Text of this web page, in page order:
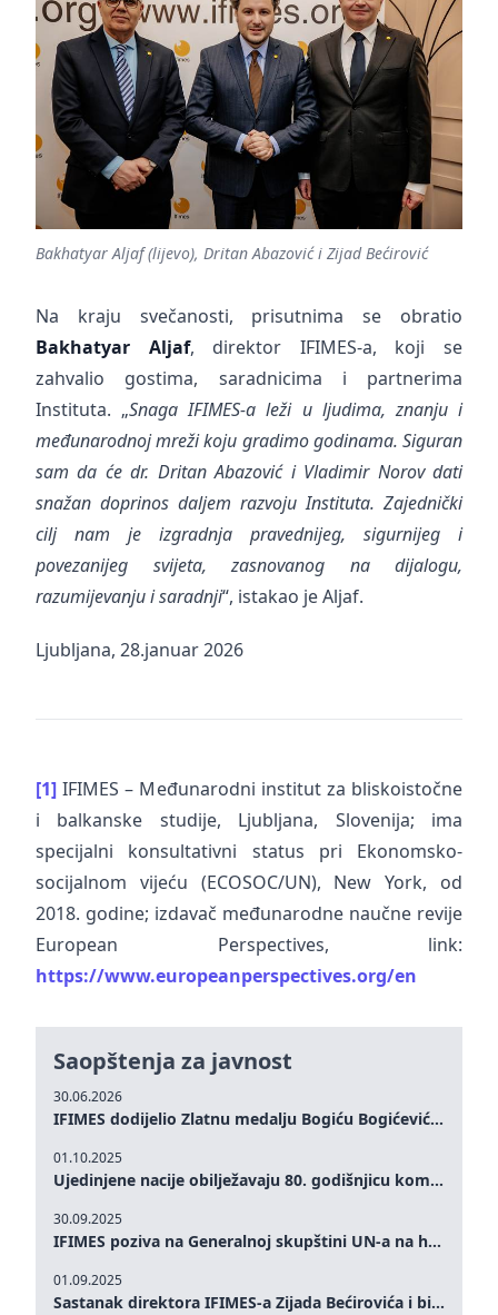
Bakhatyar Aljaf (lijevo), Dritan Abazović i Zijad Bećirović
Na kraju svečanosti, prisutnima se obratio
Bakhatyar Aljaf, direktor IFIMES-a, koji se
zahvalio gostima, saradnicima i partnerima
Instituta. „Snaga IFIMES-a leži u ljudima, znanju i
međunarodnoj mreži koju gradimo godinama. Siguran
sam da će dr. Dritan Abazović i Vladimir Norov dati
snažan doprinos daljem razvoju Instituta. Zajednički
cilj nam je izgradnja pravednijeg, sigurnijeg i
povezanijeg svijeta, zasnovanog na dijalogu,
razumijevanju i saradnji“, istakao je Aljaf.
Ljubljana, 28.januar 2026
[1] IFIMES – Međunarodni institut za bliskoistočne
i balkanske studije, Ljubljana, Slovenija; ima
specijalni konsultativni status pri Ekonomsko-
socijalnom vijeću (ECOSOC/UN), New York, od
2018. godine; izdavač međunarodne naučne revije
European Perspectives, link:
https://www.europeanperspectives.org/en
Saopštenja za javnost
30.06.2026
IFIMES dodijelio Zlatnu medalju Bogiću Bogićeviću za izuzetan doprinos demokratskim vrijednostima i miru
01.10.2025
Ujedinjene nacije obilježavaju 80. godišnjicu komemoracijom na visokom nivou: Eileen Dong predstavlja IFIMES u oblasti ženskog liderstva, unapređenja mira, pravde, rodne ravnopravnosti i održivog razvoja
30.09.2025
IFIMES poziva na Generalnoj skupštini UN-a na hitna ulaganja u mentalno zdravlje i sisteme njege proširene umjetnom inteligencijom
01.09.2025
Sastanak direktora IFIMES-a Zijada Bećirovića i bivšeg premijera Crne Gore Dritana Abazovića